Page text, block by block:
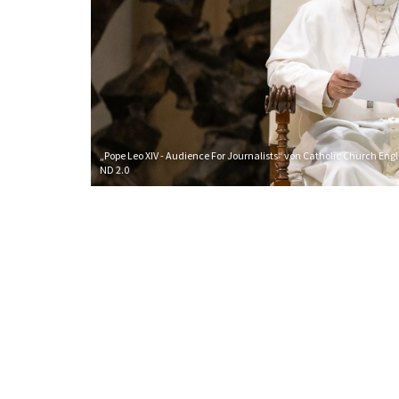
„Pope Leo XIV - Audience For Journalists“ von Catholic Church
ND 2.0